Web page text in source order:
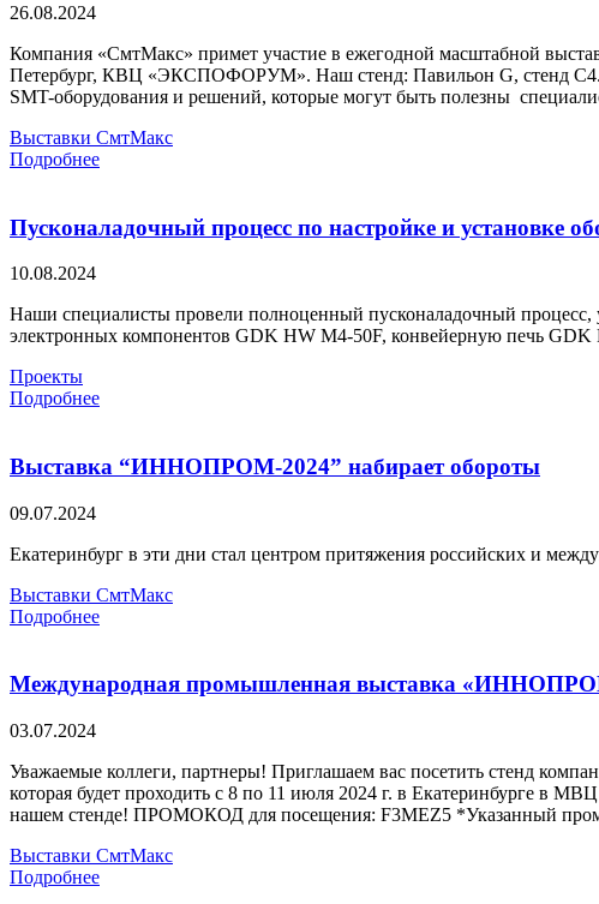
26.08.2024
Компания «СмтМакс» примет участие в ежегодной масштабной
Петербург, КВЦ «ЭКСПОФОРУМ». Наш стенд: Павильон G, стенд С4.1
SMT-оборудования и решений, которые могут быть полезны
Выставки СмтМакс
Подробнее
Пусконаладочный процесс по настройке и установке
10.08.2024
Наши специалисты провели полноценный пусконаладочный процесс,
электронных компонентов GDK HW M4-50F, конвейерную печь
Проекты
Подробнее
Выставка “ИННОПРОМ-2024” набирает обороты
09.07.2024
Eкатеринбург в эти дни стал центром притяжения российских и
Выставки СмтМакс
Подробнее
Международная промышленная выставка
03.07.2024
Уважаемые коллеги, партнеры! Приглашаем вас посетить стенд
которая будет проходить с 8 по 11 июля 2024 г. в Екатеринбурге в
нашем стенде! ПРОМОКОД для посещения: F3MEZ5 *Указанный
Выставки СмтМакс
Подробнее